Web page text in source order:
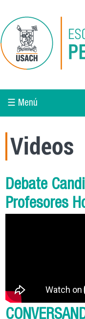
☰ Menú
Videos
Debate
Profesores